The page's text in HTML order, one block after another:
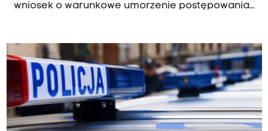
wniosek o warunkowe umorzenie postępowania.
podejrzanemu o spowodowanie wypadku.
Zamiast tego chcą warunkowego umorzenia na
okres próby i wpłacenia nawiązki na rzecz
fundacji wspierającej ofiary wypadków. Nie
zgadza się jednak na to sam podejrzany.